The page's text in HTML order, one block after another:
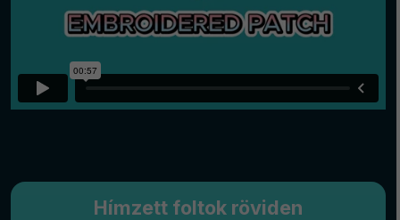
Hímzett foltok röviden